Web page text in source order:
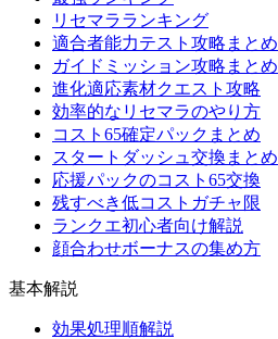
リセマラランキング
適合者能力テスト攻略まとめ
ガイドミッション攻略まとめ
進化適応素材クエスト攻略
効率的なリセマラのやり方
コスト65確定パックまとめ
スタートダッシュ交換まとめ
応援パックのコスト65交換
残すべき低コストガチャ限
ランクエ初心者向け解説
顔合わせボーナスの集め方
基本解説
効果処理順解説